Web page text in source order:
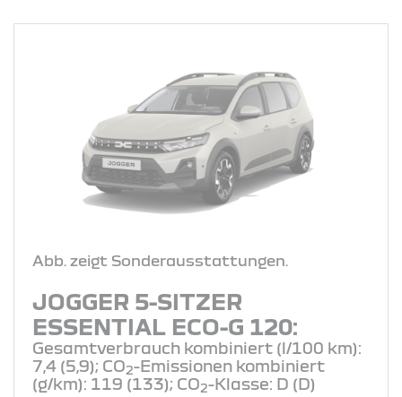
Abb. zeigt Sonderausstattungen.
JOGGER 5-SITZER
ESSENTIAL ECO-G 120:
Gesamtverbrauch kombiniert (l/100 km):
7,4 (5,9); CO2-Emissionen kombiniert
(g/km): 119 (133); CO2-Klasse: D (D)